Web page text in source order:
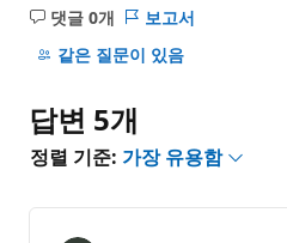
댓글 0개
설
명
음
보고서
같은 질문이 있음
답변 5개
정렬 기준: 가장 유용함